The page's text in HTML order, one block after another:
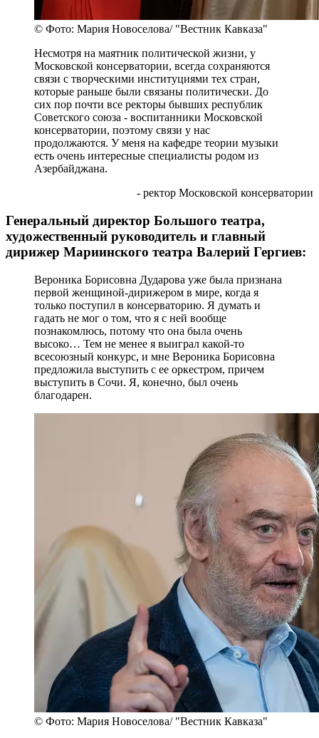
© Фото: Мария Новоселова/ "Вестник Кавказа"
Несмотря на маятник политической жизни, у
Московской консерватории, всегда сохраняются
связи с творческими институциями тех стран,
которые раньше были связаны политически. До
сих пор почти все ректоры бывших республик
Советского союза - воспитанники Московской
консерватории, поэтому связи у нас
продолжаются. У меня на кафедре теории музыки
есть очень интересные специалисты родом из
Азербайджана.
- ректор Московской консерватории
Генеральный директор Большого театра,
художественный руководитель и главный
дирижер Мариинского театра Валерий Гергиев:
Вероника Борисовна Дударова уже была признана
первой женщиной-дирижером в мире, когда я
только поступил в консерваторию. Я думать и
гадать не мог о том, что я с ней вообще
познакомлюсь, потому что она была очень
высоко… Тем не менее я выиграл какой-то
всесоюзный конкурс, и мне Вероника Борисовна
предложила выступить с ее оркестром, причем
выступить в Сочи. Я, конечно, был очень
благодарен.
© Фото: Мария Новоселова/ "Вестник Кавказа"